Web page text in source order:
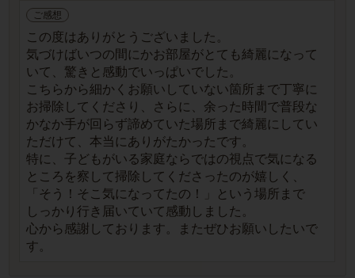
ご感想
この度はありがとうございました。
気づけばいつの間にかお部屋がとても綺麗になって
いて、驚きと感動でいっぱいでした。
こちらから細かくお願いしていない箇所まで丁寧に
お掃除してくださり、さらに、余った時間で普段な
かなか手が回らず諦めていた場所まで綺麗にしてい
ただけて、本当にありがたかったです。
特に、子どもがいる家庭ならではの視点で気になる
ところを察して掃除してくださったのが嬉しく、
「そう！そこ気になってたの！」という場所まで
しっかり行き届いていて感動しました。
心から感謝しております。またぜひお願いしたいで
す。